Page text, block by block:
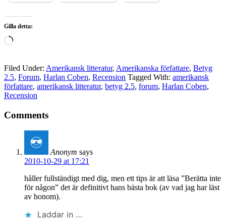
Gilla detta:
Laddar
Filed Under: Amerikansk litteratur, Amerikanska författare, Betyg
2.5, Forum, Harlan Coben, Recension Tagged With: amerikansk
författare, amerikansk litteratur, betyg 2.5, forum, Harlan Coben,
Recension
Comments
Anonym says
2010-10-29 at 17:21
håller fullständigt med dig, men ett tips är att läsa ”Berätta inte
för någon” det är definitivt hans bästa bok (av vad jag har läst
av honom).
Laddar in …